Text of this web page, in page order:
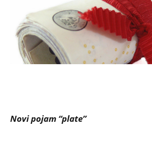
Novi pojam “plate”